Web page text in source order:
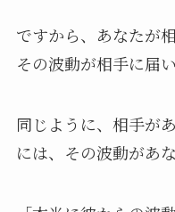
ですから、あなたが
その波動が相手に届
同じように、相手が
には、その波動があ